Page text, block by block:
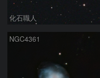
化石職人
NGC4361